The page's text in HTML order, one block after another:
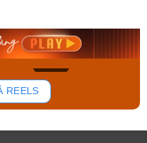
Mua ngay
REELS